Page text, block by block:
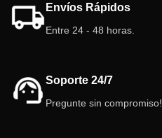
general. Aporta belleza y fascinación
a tu espacio con esta especie
Envíos Rápidos
Entre 24 - 48 horas.
Soporte 24/7
Pregunte sin compromiso!